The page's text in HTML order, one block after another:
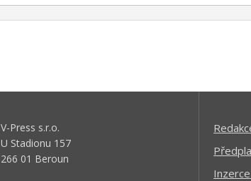
V-Press s.r.o.
U Stadionu 157
266 01 Beroun